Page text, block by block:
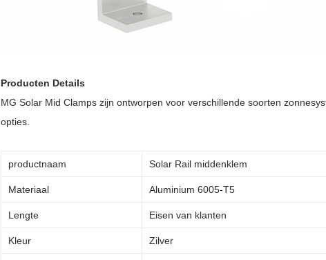
Producten Details
MG Solar Mid Clamps zijn ontworpen voor verschillende soorten
opties.
productnaam Solar Rail middenklem
Materiaal Aluminium 6005-T5
Lengte Eisen van klanten
Kleur Zilver